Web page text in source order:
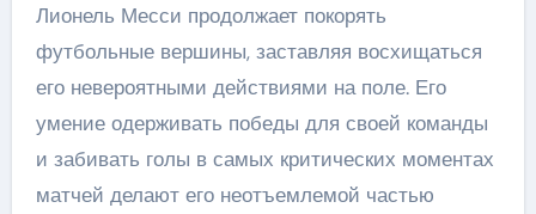
Лионель Месси продолжает покорять
футбольные вершины, заставляя восхищаться
его невероятными действиями на поле. Его
умение одерживать победы для своей команды
и забивать голы в самых критических моментах
матчей делают его неотъемлемой частью